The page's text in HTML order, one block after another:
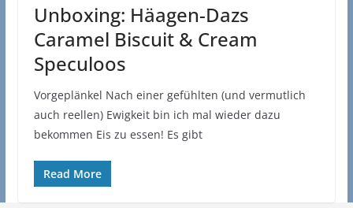
Unboxing: Häagen-Dazs
Caramel Biscuit & Cream
Speculoos
Vorgeplänkel Nach einer gefühlten (und vermutlich
auch reellen) Ewigkeit bin ich mal wieder dazu
bekommen Eis zu essen! Es gibt
Read More